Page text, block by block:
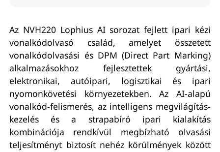
Az NVH220 Lophius AI sorozat fejlett ipari kézi
vonalkódolvasó család, amelyet összetett
vonalkódolvasási és DPM (Direct Part Marking)
alkalmazásokhoz fejlesztettek gyártási,
elektronikai, autóipari, logisztikai és ipari
nyomonkövetési környezetekben. Az AI-alapú
vonalkód-felismerés, az intelligens megvilágítás-
kezelés és a strapabíró ipari kialakítás
kombinációja rendkívül megbízható olvasási
teljesítményt biztosít nehéz körülmények között